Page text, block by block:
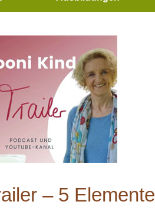
– 5 Elemente